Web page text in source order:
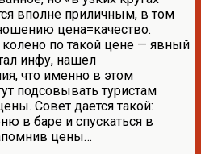
вполне приличным, в том
цена=качество.
по такой цене — явный
инфу, нашел
что именно в этом
подсовывать туристам
Совет дается такой:
в баре и спускаться в
цены…